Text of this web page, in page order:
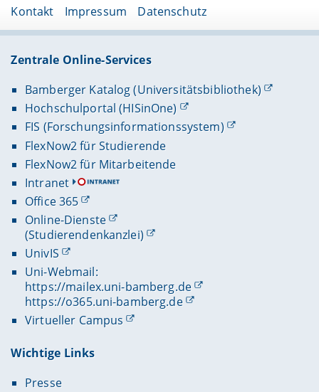
Kontakt Impressum Datenschutz
Zentrale Online-Services
Bamberger Katalog (Universitätsbibliothek)
Hochschulportal (HISinOne)
FIS (Forschungsinformationssystem)
FlexNow2 für Studierende
FlexNow2 für Mitarbeitende
Intranet
Office 365
Online-Dienste
(Studierendenkanzlei)
UnivIS
Uni-Webmail:
https://mailex.uni-bamberg.de
https://o365.uni-bamberg.de
Virtueller Campus
Wichtige Links
Presse